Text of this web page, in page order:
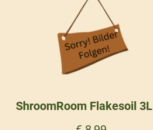
ShroomRoom Flakesoil 3L